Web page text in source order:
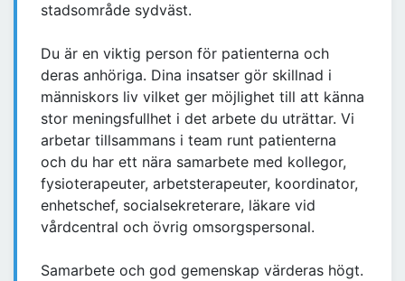
stadsområde sydväst.
Du är en viktig person för patienterna och
deras anhöriga. Dina insatser gör skillnad i
människors liv vilket ger möjlighet till att känna
stor meningsfullhet i det arbete du uträttar. Vi
arbetar tillsammans i team runt patienterna
och du har ett nära samarbete med kollegor,
fysioterapeuter, arbetsterapeuter, koordinator,
enhetschef, socialsekreterare, läkare vid
vårdcentral och övrig omsorgspersonal.
Samarbete och god gemenskap värderas högt.